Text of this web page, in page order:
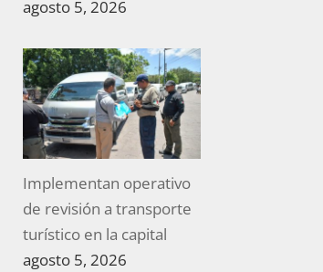
agosto 5, 2026
Implementan operativo
de revisión a transporte
turístico en la capital
agosto 5, 2026